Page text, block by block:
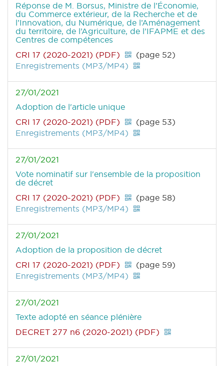
Réponse de M. Borsus, Ministre de l’Économie,
du Commerce extérieur, de la Recherche et de
l’Innovation, du Numérique, de l’Aménagement
du territoire, de l’Agriculture, de l’IFAPME et des
Centres de compétences
CRI 17 (2020-2021) (PDF)
(page 52)
Enregistrements (MP3/MP4)
27/01/2021
Adoption de l'article unique
CRI 17 (2020-2021) (PDF)
(page 53)
Enregistrements (MP3/MP4)
27/01/2021
Vote nominatif sur l'ensemble de la proposition
de décret
CRI 17 (2020-2021) (PDF)
(page 58)
Enregistrements (MP3/MP4)
27/01/2021
Adoption de la proposition de décret
CRI 17 (2020-2021) (PDF)
(page 59)
Enregistrements (MP3/MP4)
27/01/2021
Texte adopté en séance plénière
DECRET 277 n6 (2020-2021) (PDF)
27/01/2021